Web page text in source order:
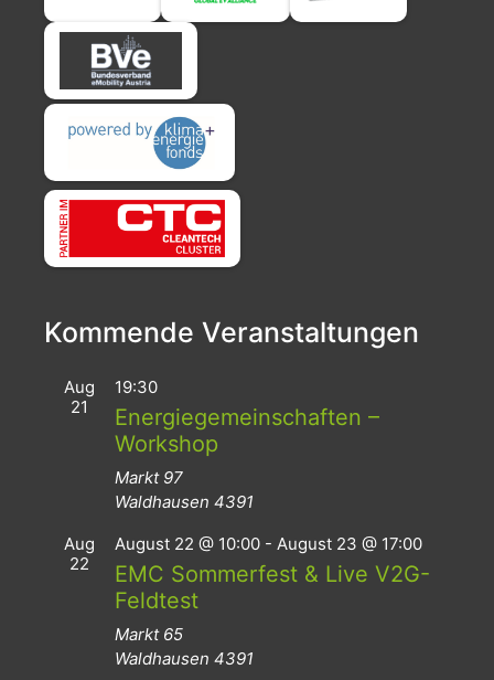
Kommende Veranstaltungen
Aug
21
19:30
Energiegemeinschaften –
Workshop
Markt 97
Waldhausen 4391
Aug
22
August 22 @ 10:00 - August 23 @ 17:00
EMC Sommerfest & Live V2G-
Feldtest
Markt 65
Waldhausen 4391